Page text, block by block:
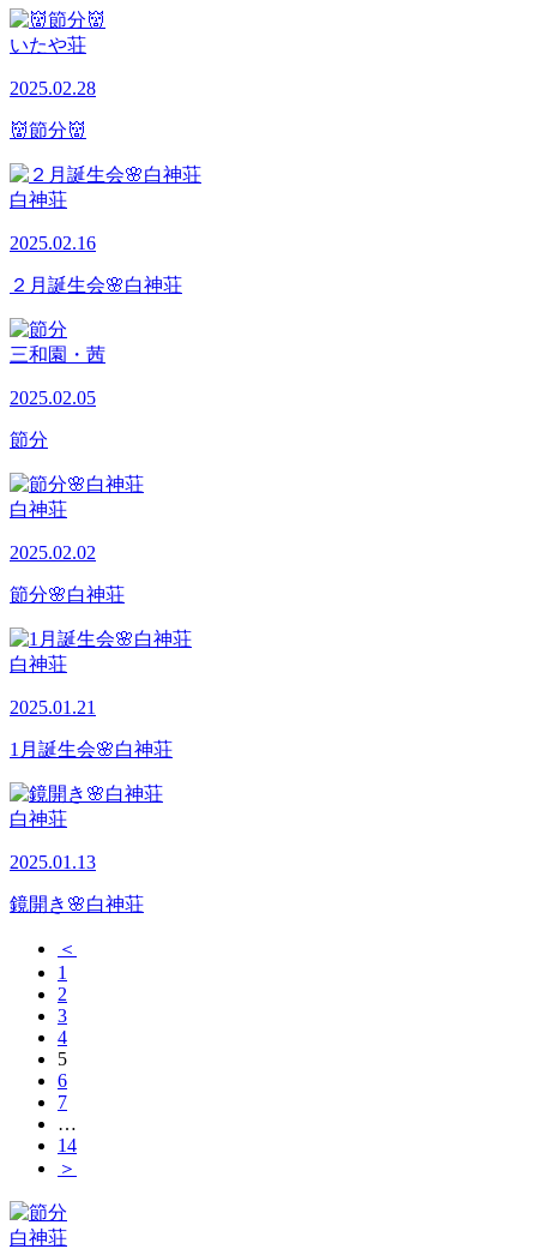
いたや荘
2025.02.28
👹節分👹
白神荘
2025.02.16
２月誕生会🌸白神荘
三和園・茜
2025.02.05
節分
白神荘
2025.02.02
節分🌸白神荘
白神荘
2025.01.21
1月誕生会🌸白神荘
白神荘
2025.01.13
鏡開き🌸白神荘
＜
1
2
3
4
5
6
7
…
14
＞
白神荘